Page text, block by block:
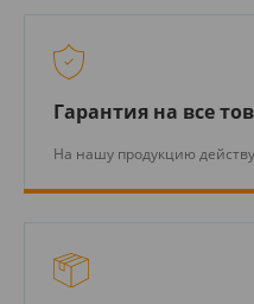
Гарантия на все
На нашу продукцию